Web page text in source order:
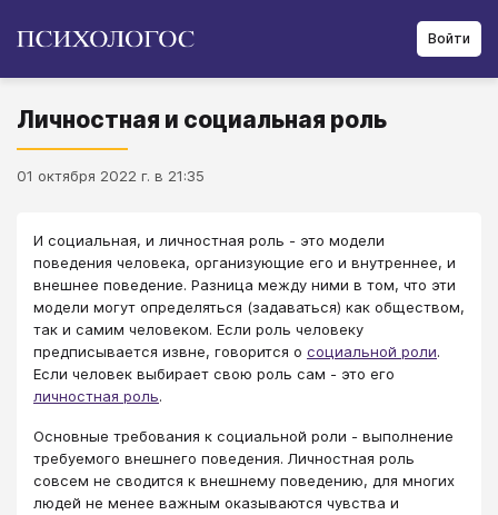
Войти
Личностная и социальная роль
01 октября 2022 г. в 21:35
И социальная, и личностная роль - это модели
поведения человека, организующие его и внутреннее, и
внешнее поведение. Разница между ними в том, что эти
модели могут определяться (задаваться) как обществом,
так и самим человеком. Если роль человеку
предписывается извне, говорится о социальной роли.
Если человек выбирает свою роль сам - это его
личностная роль.
Основные требования к социальной роли - выполнение
требуемого внешнего поведения. Личностная роль
совсем не сводится к внешнему поведению, для многих
людей не менее важным оказываются чувства и